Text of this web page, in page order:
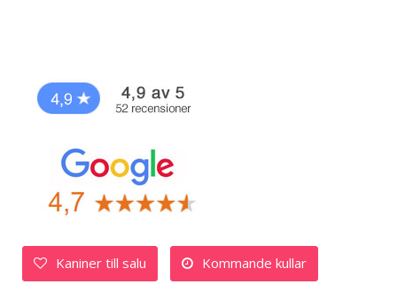
Kaniner till salu Kommande kullar